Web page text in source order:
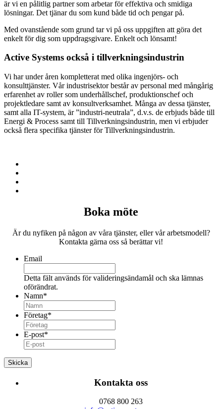
är vi en pålitlig partner som arbetar för effektiva och smidiga
lösningar. Det tjänar du som kund både tid och pengar på.
Med ovanstående som grund tar vi på oss uppgiften att göra det
enkelt för dig som uppdragsgivare. Enkelt och lönsamt!
Active Systems också i tillverkningsindustrin
Vi har under åren kompletterat med olika ingenjörs- och
konsulttjänster. Vår industrisektor består av personal med mångårig
erfarenhet av roller som underhållschef, produktionschef och
projektledare samt av konsultverksamhet. Många av dessa tjänster,
samt alla IT-system, är ”industri-neutrala”, d.v.s. de erbjuds både till
Energi & Process samt till Tillverkningsindustrin, men vi erbjuder
också flera specifika tjänster för Tillverkningsindustrin.
Boka möte
Är du nyfiken på någon av våra tjänster, eller vår arbetsmodell?
Kontakta gärna oss så berättar vi!
Email
Detta fält används för valideringsändamål och ska lämnas
oförändrat.
Namn*
Företag*
E-post*
Kontakta oss
0768 800 263